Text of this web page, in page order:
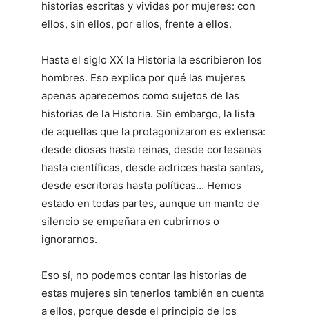
historias escritas y vividas por mujeres: con
ellos, sin ellos, por ellos, frente a ellos.
Hasta el siglo XX la Historia la escribieron los
hombres. Eso explica por qué las mujeres
apenas aparecemos como sujetos de las
historias de la Historia. Sin embargo, la lista
de aquellas que la protagonizaron es extensa:
desde diosas hasta reinas, desde cortesanas
hasta científicas, desde actrices hasta santas,
desde escritoras hasta políticas… Hemos
estado en todas partes, aunque un manto de
silencio se empeñara en cubrirnos o
ignorarnos.
Eso sí, no podemos contar las historias de
estas mujeres sin tenerlos también en cuenta
a ellos, porque desde el principio de los